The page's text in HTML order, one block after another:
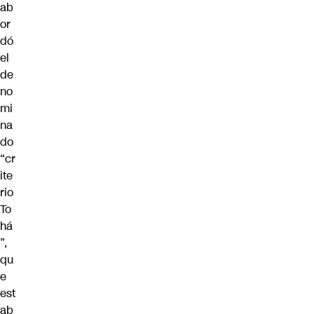
ab
or
dó
el
de
no
mi
na
do
“cr
ite
rio
To
há
”,
qu
e
est
ab